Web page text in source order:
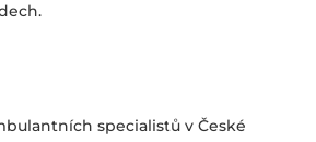
specialistů v České